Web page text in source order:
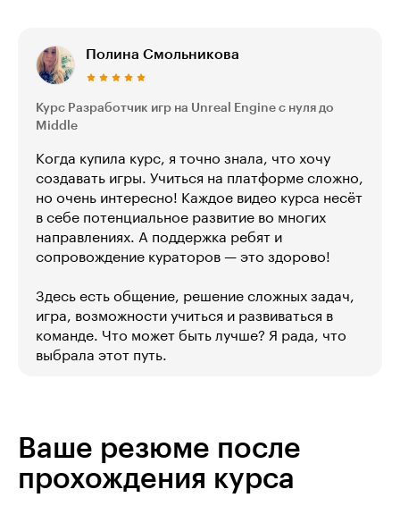
Полина Смольникова
Курс Разработчик игр на Unreal Engine с нуля до
Middle
Когда купила курс, я точно знала, что хочу
создавать игры. Учиться на платформе сложно,
но очень интересно! Каждое видео курса несёт
в себе потенциальное развитие во многих
направлениях. А поддержка ребят и
сопровождение кураторов — это здорово!
Здесь есть общение, решение сложных задач,
игра, возможности учиться и развиваться в
команде. Что может быть лучше? Я рада, что
выбрала этот путь.
Ваше резюме после
прохождения курса